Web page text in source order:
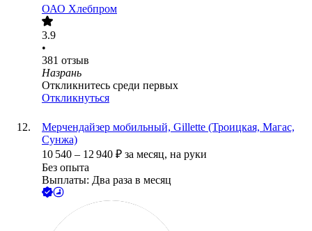
ОАО Хлебпром
3.9
•
381 отзыв
Назрань
Откликнитесь среди первых
Откликнуться
Мерчендайзер мобильный, Gillette (Троицкая, Магас,
Сунжа)
10 540 – 12 940 ₽ за месяц, на руки
Без опыта
Выплаты: Два раза в месяц